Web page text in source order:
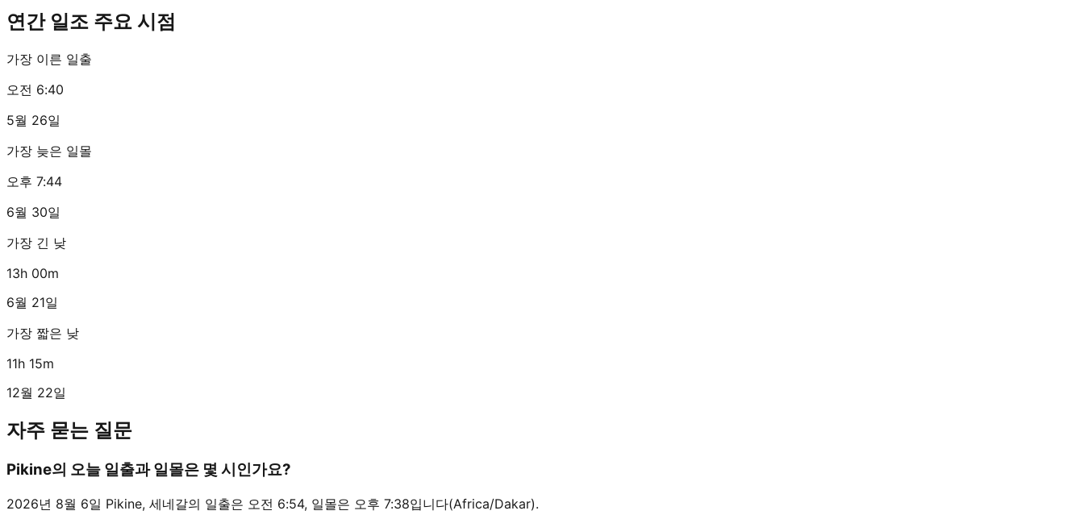
연간 일조 주요 시점
가장 이른 일출
오전 6:40
5월 26일
가장 늦은 일몰
오후 7:44
6월 30일
가장 긴 낮
13h 00m
6월 21일
가장 짧은 낮
11h 15m
12월 22일
자주 묻는 질문
Pikine의 오늘 일출과 일몰은 몇 시인가요?
2026년 8월 6일 Pikine, 세네갈의 일출은 오전 6:54, 일몰은 오후 7:38입니다(Africa/Dakar).